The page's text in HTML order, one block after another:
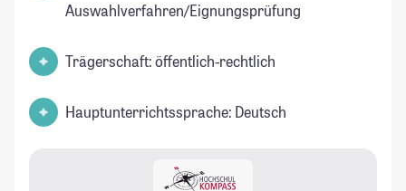
Auswahlverfahren/Eignungsprüfung
Trägerschaft: öffentlich-rechtlich
Hauptunterrichtssprache: Deutsch